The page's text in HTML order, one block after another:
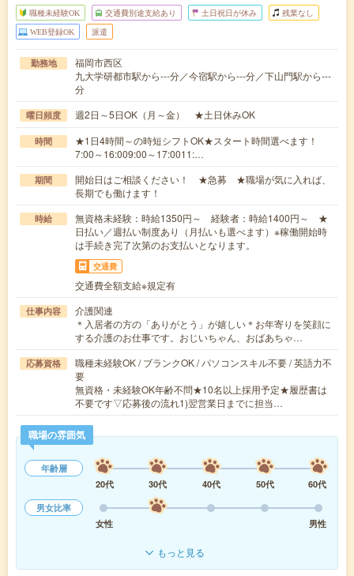
職種未経験OK 交通費別途支給あり 土日祝日が休み 残業なし
WEB登録OK 派遣
勤務地
福岡市西区
九大学研都市駅から---分／今宿駅から---分／下山門駅から---
分
曜日頻度 週2日～5日OK（月～金） ★土日休みOK
時間
★1日4時間～の時短シフトOK★スタート時間選べます！
7:00～16:009:00～17:0011:…
期間
開始日はご相談ください！ ★急募 ★職場が気に入れば、
長期でも働けます！
時給
無資格未経験：時給1350円～ 経験者：時給1400円～ ★
日払い／週払い制度あり（月払いも選べます）※稼働開始時
は手続き完了次第のお支払いとなります。
交通費
交通費全額支給※規定有
仕事内容
介護関連
＊入居者の方の「ありがとう」が嬉しい＊お年寄りを笑顔に
する介護のお仕事です。おじいちゃん、おばあちゃ…
応募資格
職種未経験OK / ブランクOK / パソコンスキル不要 / 英語力不
要
無資格・未経験OK年齢不問★10名以上採用予定★履歴書は
不要です▽応募後の流れ1)翌営業日までに担当…
職場の雰囲気
年齢層
20代
30代 40代 50代
60代
男女比率
女性
男性
もっと見る